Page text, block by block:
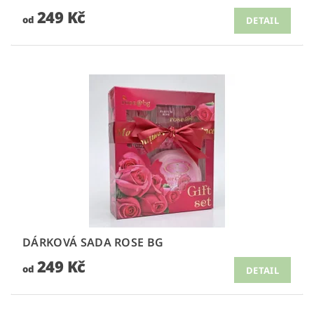
od249 Kč DETAIL
DÁRKOVÁ SADA ROSE BG
od249 Kč DETAIL